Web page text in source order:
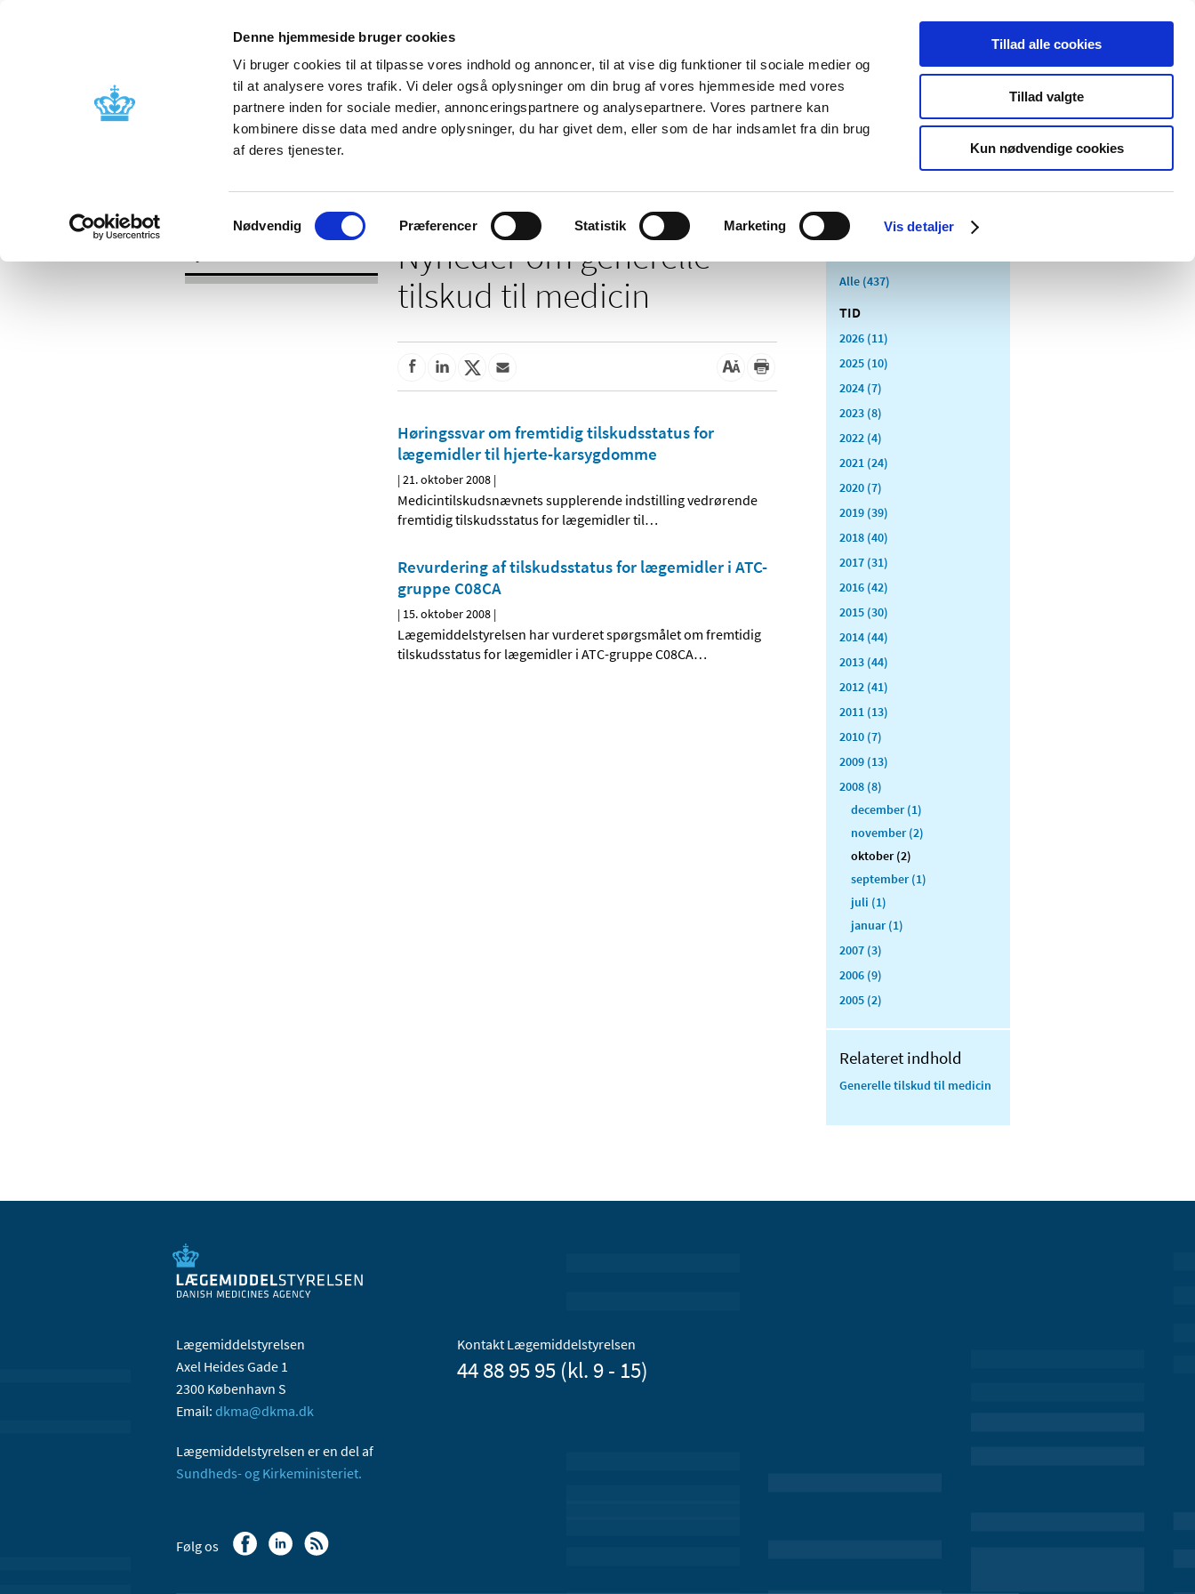
Denne hjemmeside bruger cookies
Vi bruger cookies til at tilpasse vores indhold og annoncer, til at vise dig funktioner til sociale medier og
til at analysere vores trafik. Vi deler også oplysninger om din brug af vores hjemmeside med vores
partnere inden for sociale medier, annonceringspartnere og analysepartnere. Vores partnere kan
kombinere disse data med andre oplysninger, du har givet dem, eller som de har indsamlet fra din brug
af deres tjenester.
Samtykkevalg
Nødvendig Præferencer Statistik Marketing Vis detaljer
Tillad alle cookies
Tillad valgte
Kun nødvendige cookies
Nyheder Om os Kontakt Udgivelser
Godkendelse og
Bivirkninger og
produktinformation
Tilskud og
Apoteker og salg af
Medicinsk
Særlige
produktområder
Nyheder om generelle
tilskud til medicin
Høringssvar om fremtidig tilskudsstatus for
lægemidler til hjerte-karsygdomme
|21. oktober 2008 |
Medicintilskudsnævnets supplerende indstilling vedrørende
fremtidig tilskudsstatus for lægemidler til…
Revurdering af tilskudsstatus for lægemidler i ATC-
gruppe C08CA
| 15. oktober 2008 |
Lægemiddelstyrelsen har vurderet spørgsmålet om fremtidig
tilskudsstatus for lægemidler i ATC-gruppe C08CA…
Alle (437)
TID
2026 (11)
2025 (10)
2024 (7)
2023 (8)
2022 (4)
2021 (24)
2020 (7)
2019 (39)
2018 (40)
2017 (31)
2016 (42)
2015 (30)
2014 (44)
2013 (44)
2012 (41)
2011 (13)
2010 (7)
2009 (13)
2008 (8)
december (1)
november (2)
oktober (2)
september (1)
juli (1)
januar (1)
2007 (3)
2006 (9)
2005 (2)
Relateret indhold
Generelle tilskud til medicin
Lægemiddelstyrelsen
Axel Heides Gade 1
2300 København S
Email: dkma@dkma.dk
Lægemiddelstyrelsen er en del af
Sundheds- og Kirkeministeriet.
Kontakt Lægemiddelstyrelsen
44 88 95 95 (kl. 9 - 15)
Følg os